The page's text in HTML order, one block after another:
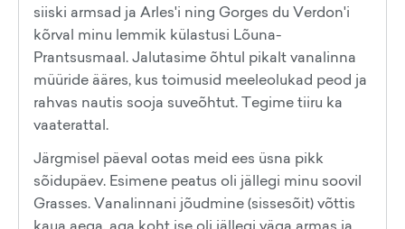
siiski armsad ja Arles'i ning Gorges du Verdon'i
kõrval minu lemmik külastusi Lõuna-
Prantsusmaal. Jalutasime õhtul pikalt vanalinna
müüride ääres, kus toimusid meeleolukad peod ja
rahvas nautis sooja suveõhtut. Tegime tiiru ka
vaaterattal.
Järgmisel päeval ootas meid ees üsna pikk
sõidupäev. Esimene peatus oli jällegi minu soovil
Grasses. Vanalinnani jõudmine (sissesõit) võttis